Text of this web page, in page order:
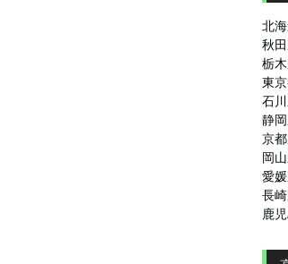
北
秋
栃
東
石
静
京
岡
愛
長
鹿